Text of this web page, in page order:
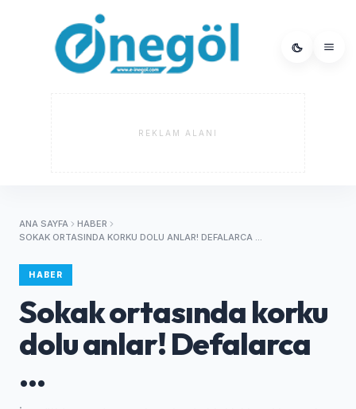
REKLAM ALANI
ANA SAYFA
HABER
SOKAK ORTASINDA KORKU DOLU ANLAR! DEFALARCA ...
HABER
Sokak ortasında korku
dolu anlar! Defalarca
...